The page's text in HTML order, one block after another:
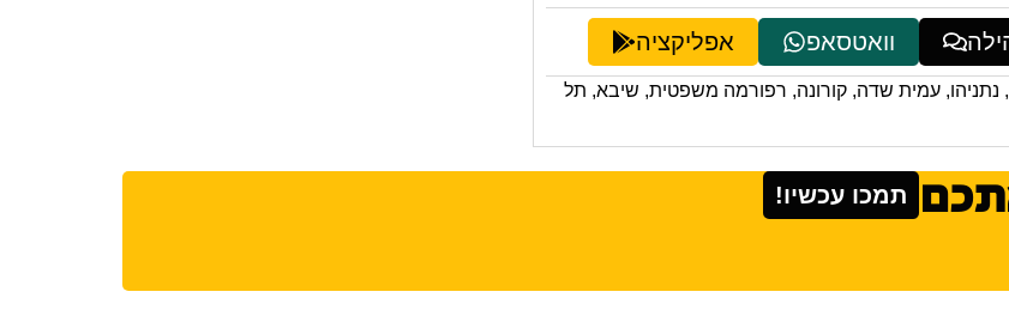
וואטסאפ אפליקציה
, נתניהו, עמית שדה, קורונה, רפורמה משפטית, שיבא, תל
תמכו עכשיו!